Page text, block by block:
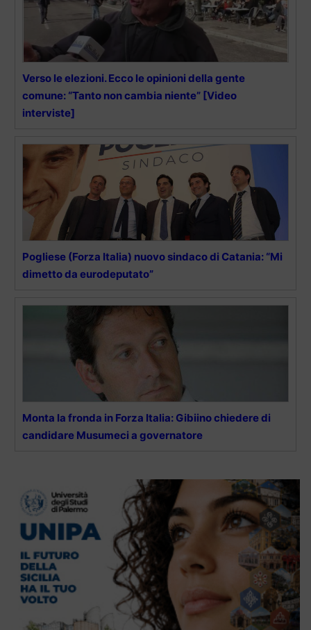
Verso le elezioni. Ecco le opinioni della gente
comune: “Tanto non cambia niente” [Video
interviste]
Pogliese (Forza Italia) nuovo sindaco di Catania: “Mi
dimetto da eurodeputato”
Monta la fronda in Forza Italia: Gibiino chiedere di
candidare Musumeci a governatore